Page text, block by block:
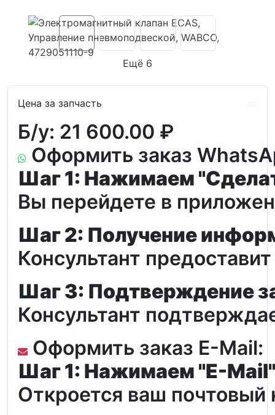
Ещё 6
Цена за запчасть
Б/у: 21 600.00 ₽
Оформить заказ
Шаг 1: Нажимаем
Вы перейдете в
Шаг 2: Получение
Консультант
Шаг 3: Подтверждение
Консультант
Оформить заказ E-Mail:
Шаг 1: Нажимаем "E-Mail"
Откроется ваш почтовый